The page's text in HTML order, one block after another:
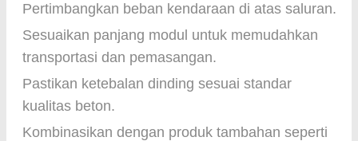
Pertimbangkan beban kendaraan di atas saluran.
Sesuaikan panjang modul untuk memudahkan
transportasi dan pemasangan.
Pastikan ketebalan dinding sesuai standar
kualitas beton.
Kombinasikan dengan produk tambahan seperti